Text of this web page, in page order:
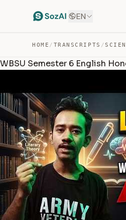
EN
HOME / TRANSCRIPTS /
WBSU Semester 6 English